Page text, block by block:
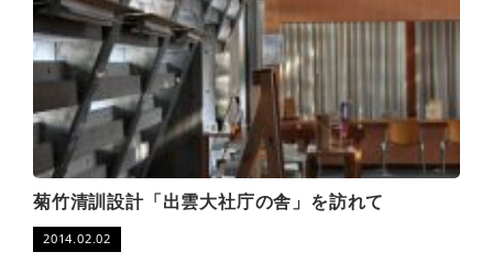
菊竹清訓設計「出雲大社庁の舎」を訪れて
2014.02.02